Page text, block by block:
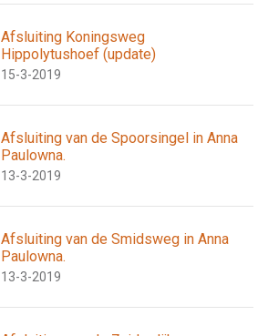
Afsluiting Koningsweg
Hippolytushoef (update)
15-3-2019
Afsluiting van de Spoorsingel in Anna
Paulowna.
13-3-2019
Afsluiting van de Smidsweg in Anna
Paulowna.
13-3-2019